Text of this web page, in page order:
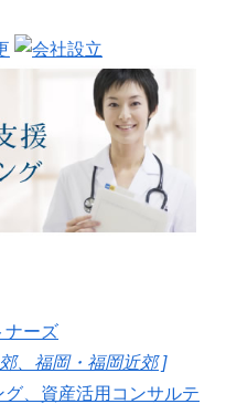
、福岡・福岡近郊 ]
、資産活用コンサルテ